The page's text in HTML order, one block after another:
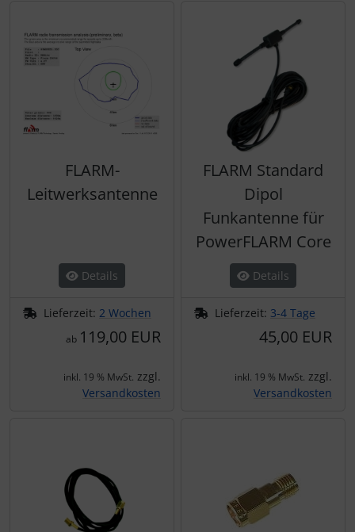
FLARM-
Leitwerksantenne
Details
Lieferzeit: 2 Wochen
ab 119,00 EUR
inkl. 19 % MwSt. zzgl.
Versandkosten
FLARM Standard
Dipol
Funkantenne für
PowerFLARM Core
Details
Lieferzeit: 3-4 Tage
45,00 EUR
inkl. 19 % MwSt. zzgl.
Versandkosten